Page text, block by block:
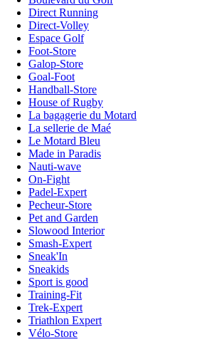
Direct Running
Direct-Volley
Espace Golf
Foot-Store
Galop-Store
Goal-Foot
Handball-Store
House of Rugby
La bagagerie du Motard
La sellerie de Maé
Le Motard Bleu
Made in Paradis
Nauti-wave
On-Fight
Padel-Expert
Pecheur-Store
Pet and Garden
Slowood Interior
Smash-Expert
Sneak'In
Sneakids
Sport is good
Training-Fit
Trek-Expert
Triathlon Expert
Vélo-Store